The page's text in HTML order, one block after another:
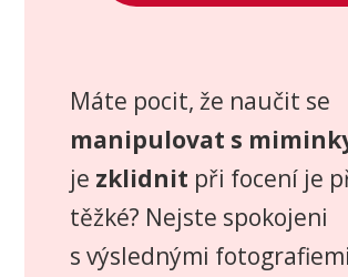
Máte pocit, že naučit se
manipulovat s
je zklidnit při focení je
těžké? Nejste spokojeni
s výslednými